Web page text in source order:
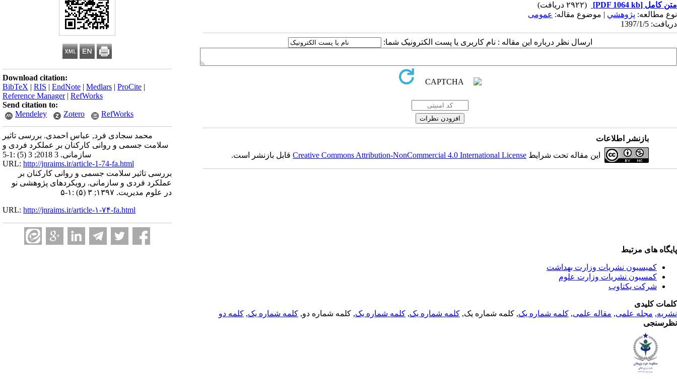
Download citation:
BibTeX | RIS | EndNote | Medlars | ProCite |
Reference Manager| RefWorks
Send citation to:
Mendeley
Zotero RefWorks
محمد سجادی فرد, عباس احمدی. بررسی تاثیر
سلامت جسمی و روانی کارکنان بر عملکرد فردی و
سازمانی. 3 2018; 3 (5) :1-5
URL: http://jnraims.ir/article-1-74-fa.html
بررسی تاثیر سلامت جسمی و روانی کارکنان بر
عملکرد فردی و سازمانی. رویکردهای پژوهشی نو
در علوم مدیریت. ۱۳۹۷; ۳ (۵) :۱-۵
URL: http://jnraims.ir/article-۱-۷۴-fa.html
متن کامل [PDF 1064 kb]
(۲۹۲۲ دریافت)
نوع مطالعه: پژوهشي | موضوع مقاله: عمومى
دریافت: 1397/1/5
ارسال نظر درباره این مقاله : نام کاربری یا پست الکترونیک شما:
بازنشر اطلاعات
این مقاله تحت شرایط Creative Commons Attribution-NonCommercial 4.0 International Licenseقابل بازنشر است.
پایگاه های مرتبط
کمیسیون نشریات وزارت بهداشت
کمسیون نشریات وزارت علوم
شرکت یکتاوب
کلمات کلیدی
نشریه, مجله علمی, مقاله علمی, کلمه شماره یک, کلمه شماره یک, کلمه شماره یک, کلمه شماره یک, کلمه شماره دو, کلمه شماره یک, کلمه دو
نظرسنجی